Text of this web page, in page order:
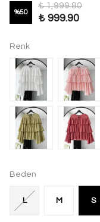
%50
₺ 1,999.80
₺ 999.90
Renk
Beden
L M S